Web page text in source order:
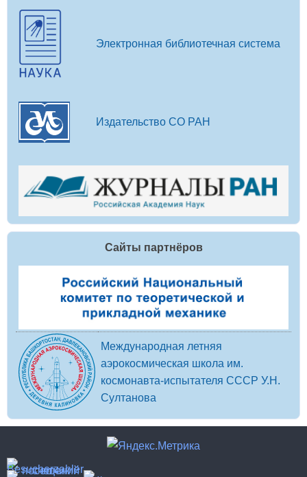
Электронная библиотечная система
Издательство СО РАН
Сайты партнёров
Международная летняя
аэрокосмическая школа им.
космонавта-испытателя СССР У.Н.
Султанова